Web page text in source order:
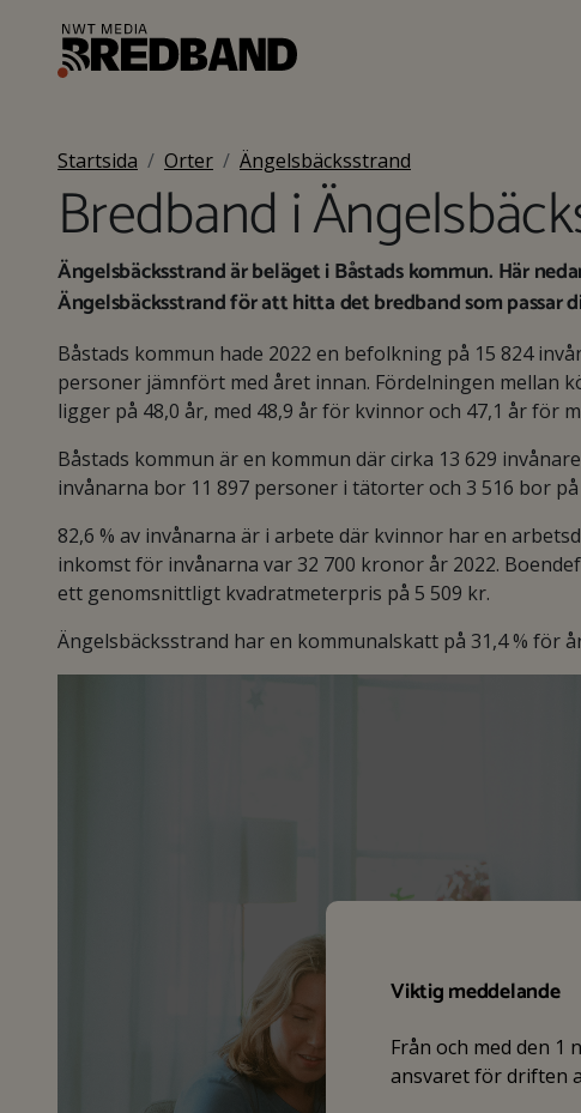
Startsida Orter Ängelsbäcksstrand
Bredband i
Ängelsbäcksstrand är beläget i Båstads kommun. Här
Ängelsbäcksstrand för att hitta det bredband som passar
Båstads kommun hade 2022 en befolkning på 15 824
personer jämnfört med året innan. Fördelningen mellan
ligger på 48,0 år, med 48,9 år för kvinnor och 47,1 år för
Båstads kommun är en kommun där cirka 13 629
invånarna bor 11 897 personer i tätorter och 3 516 bor
82,6 % av invånarna är i arbete där kvinnor har en
inkomst för invånarna var 32 700 kronor år 2022.
ett genomsnittligt kvadratmeterpris på 5 509 kr.
Ängelsbäcksstrand har en kommunalskatt på 31,4 % för
Viktig meddelande
Från och med den 1
ansvaret för driften